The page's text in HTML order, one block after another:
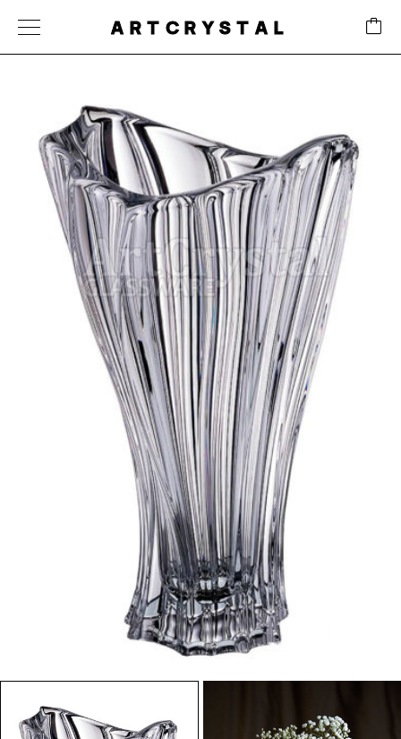
ARTCRYSTAL